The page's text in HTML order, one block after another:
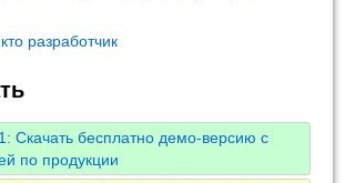
разработчик
Скачать бесплатно демо-версию с
по продукции